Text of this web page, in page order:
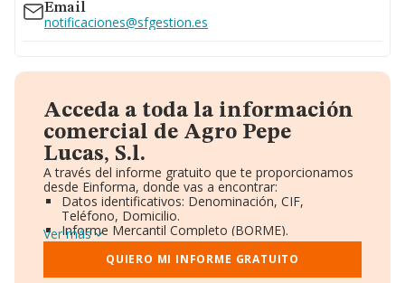
Email
notificaciones@sfgestion.es
Acceda a toda la información
comercial de Agro Pepe
Lucas, S.l.
A través del informe gratuito que te proporcionamos
desde Einforma, donde vas a encontrar:
Datos identificativos: Denominación, CIF,
Teléfono, Domicilio.
Informe Mercantil Completo (BORME).
Gráficos de Evolución Ventas y Empleados.
Consejo de Administración y Administradores.
Directivos y Ejecutivos.
Ver más
QUIERO MI INFORME GRATUITO